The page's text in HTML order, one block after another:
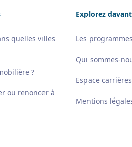
quelles villes
?
ou renoncer à
Explorez
Les programmes
Qui sommes-
Espace carrières
Mentions